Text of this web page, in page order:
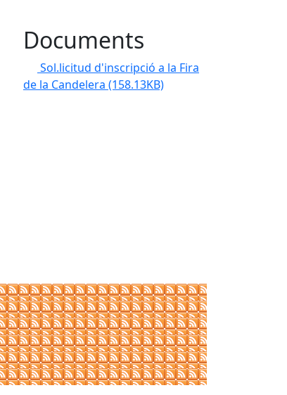
Documents
Sol.licitud d'inscripció a la Fira
de la Candelera (158.13KB)